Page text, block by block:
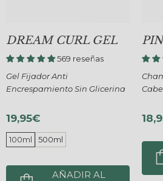
BRAVE CURL GEL
526 reseñas
Gel Para Pelo Rizado Con
Proteína, Más Encogimiento
19,95€
100ml
AÑADIR AL